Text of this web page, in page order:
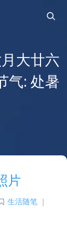
大廿六
气: 处暑
片
生活随笔
|